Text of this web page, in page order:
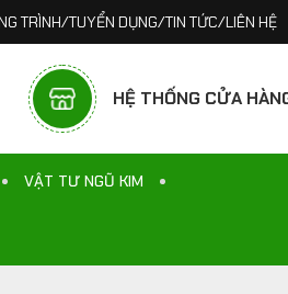
TRÌNH/TUYỂN DỤNG/TIN TỨC/LIÊN HỆ
HỆ THỐNG CỬA
VẬT TƯ NGŨ KIM